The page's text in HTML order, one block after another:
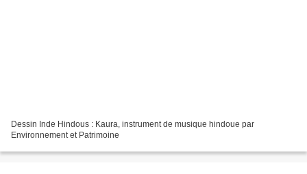
Dessin Inde Hindous : Kaura, instrument de musique hindoue par
Environnement et Patrimoine